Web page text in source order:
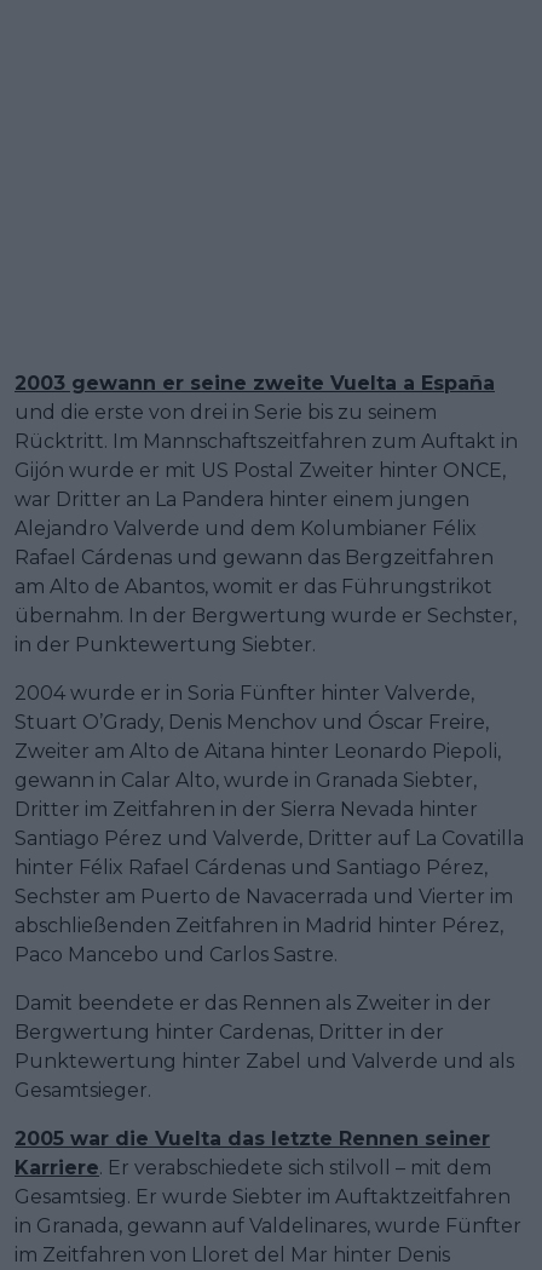
2003 gewann er seine zweite Vuelta a España
und die erste von drei in Serie bis zu seinem
Rücktritt. Im Mannschaftszeitfahren zum Auftakt in
Gijón wurde er mit US Postal Zweiter hinter ONCE,
war Dritter an La Pandera hinter einem jungen
Alejandro Valverde und dem Kolumbianer Félix
Rafael Cárdenas und gewann das Bergzeitfahren
am Alto de Abantos, womit er das Führungstrikot
übernahm. In der Bergwertung wurde er Sechster,
in der Punktewertung Siebter.
2004 wurde er in Soria Fünfter hinter Valverde,
Stuart O’Grady, Denis Menchov und Óscar Freire,
Zweiter am Alto de Aitana hinter Leonardo Piepoli,
gewann in Calar Alto, wurde in Granada Siebter,
Dritter im Zeitfahren in der Sierra Nevada hinter
Santiago Pérez und Valverde, Dritter auf La Covatilla
hinter Félix Rafael Cárdenas und Santiago Pérez,
Sechster am Puerto de Navacerrada und Vierter im
abschließenden Zeitfahren in Madrid hinter Pérez,
Paco Mancebo und Carlos Sastre.
Damit beendete er das Rennen als Zweiter in der
Bergwertung hinter Cardenas, Dritter in der
Punktewertung hinter Zabel und Valverde und als
Gesamtsieger.
2005 war die Vuelta das letzte Rennen seiner
Karriere. Er verabschiedete sich stilvoll – mit dem
Gesamtsieg. Er wurde Siebter im Auftaktzeitfahren
in Granada, gewann auf Valdelinares, wurde Fünfter
im Zeitfahren von Lloret del Mar hinter Denis